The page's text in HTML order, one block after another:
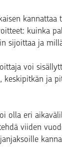
kuinka
sijoittaa ja
voi
keskipitkän ja
olla eri
viiden